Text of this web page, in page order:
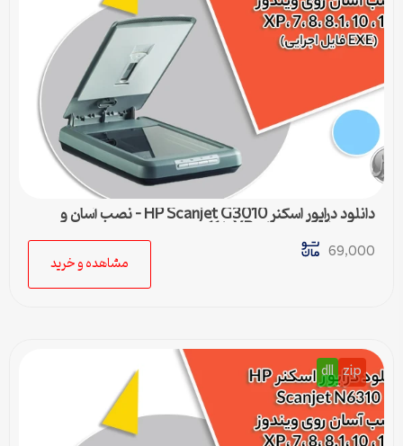
دانلود درایور اسکنر HP Scanjet G3010 – نصب آسان و
سریع برای ویندوزهای XP تا 11
69,000
مشاهده و خرید
zip
dll